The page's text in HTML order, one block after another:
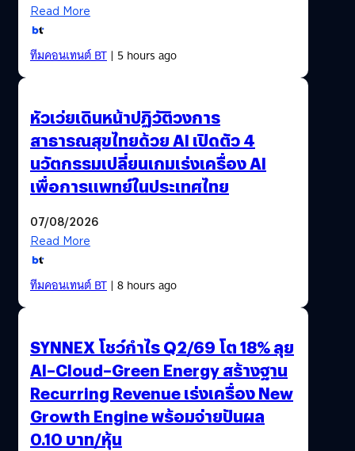
Read More
ทีมคอนเทนต์ BT| 5 hours ago
หัวเว่ยเดินหน้าปฏิวัติวงการ
สาธารณสุขไทยด้วย AI เปิดตัว 4
นวัตกรรมเปลี่ยนเกมเร่งเครื่อง AI
เพื่อการแพทย์ในประเทศไทย
07/08/2026
Read More
ทีมคอนเทนต์ BT| 8 hours ago
SYNNEX โชว์กำไร Q2/69 โต 18% ลุย
AI–Cloud–Green Energy สร้างฐาน
Recurring Revenue เร่งเครื่อง New
Growth Engine พร้อมจ่ายปันผล
0.10 บาท/หุ้น